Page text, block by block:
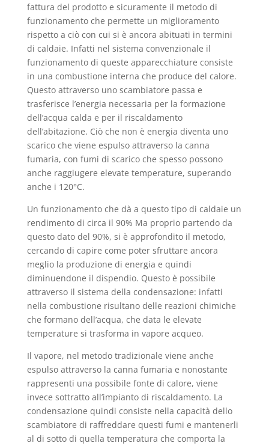
fattura del prodotto e sicuramente il metodo di
funzionamento che permette un miglioramento
rispetto a ciò con cui si è ancora abituati in termini
di caldaie. Infatti nel sistema convenzionale il
funzionamento di queste apparecchiature consiste
in una combustione interna che produce del calore.
Questo attraverso uno scambiatore passa e
trasferisce l’energia necessaria per la formazione
dell’acqua calda e per il riscaldamento
dell’abitazione. Ciò che non è energia diventa uno
scarico che viene espulso attraverso la canna
fumaria, con fumi di scarico che spesso possono
anche raggiugere elevate temperature, superando
anche i 120°C.
Un funzionamento che dà a questo tipo di caldaie un
rendimento di circa il 90% Ma proprio partendo da
questo dato del 90%, si è approfondito il metodo,
cercando di capire come poter sfruttare ancora
meglio la produzione di energia e quindi
diminuendone il dispendio. Questo è possibile
attraverso il sistema della condensazione: infatti
nella combustione risultano delle reazioni chimiche
che formano dell’acqua, che data le elevate
temperature si trasforma in vapore acqueo.
Il vapore, nel metodo tradizionale viene anche
espulso attraverso la canna fumaria e nonostante
rappresenti una possibile fonte di calore, viene
invece sottratto all’impianto di riscaldamento. La
condensazione quindi consiste nella capacità dello
scambiatore di raffreddare questi fumi e mantenerli
al di sotto di quella temperatura che comporta la